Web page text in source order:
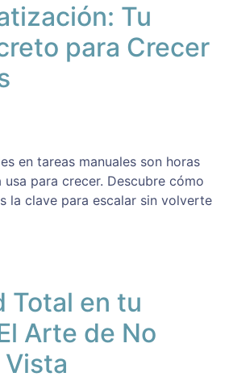
Tu
para Crecer
en tareas manuales son horas
para crecer. Descubre cómo
la clave para escalar sin volverte
Total en tu
Arte de No